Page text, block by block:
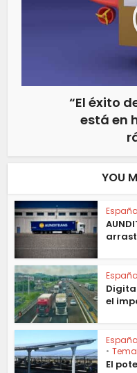
“El éxito
está en
YOU
España
España
el
España
•
El